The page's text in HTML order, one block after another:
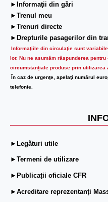
►Informaţii din gări
►Trenul meu
►Trenuri directe
►Drepturile pasagerilor din
Informaţiile din circulaţie sunt
lor. Nu ne asumăm răspunderea
circumstanțiale produse prin utilizarea
În caz de urgenţe, apelaţi numărul
telefonie.
►Legături utile
►Termeni de utilizare
►Publicații oficiale CFR
►Acreditare reprezentanți